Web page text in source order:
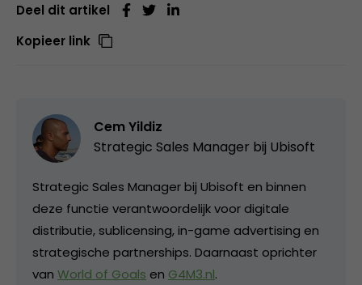
Deel dit artikel
Kopieer link
Cem Yildiz
Strategic Sales Manager bij Ubisoft
Strategic Sales Manager bij Ubisoft en binnen
deze functie verantwoordelijk voor digitale
distributie, sublicensing, in-game advertising en
strategische partnerships. Daarnaast oprichter
van World of Goals en G4M3.nl.